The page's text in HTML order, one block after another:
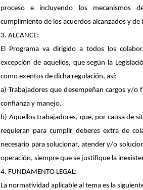
proceso e incluyendo los mecanismos
cumplimiento de los acuerdos alcanzados y de
3. ALCANCE:
El Programa va dirigido a todos los
excepción de aquellos, que según la
como exentos de dicha regulación, así:
a) Trabajadores que desempeñan cargos y/o
confianza y manejo.
b) Aquellos trabajadores, que, por causa de
requieran para cumplir deberes extra de
necesario para solucionar, atender y/o
operación, siempre que se justifique la
4. FUNDAMENTO LEGAL:
La normatividad aplicable al tema es la